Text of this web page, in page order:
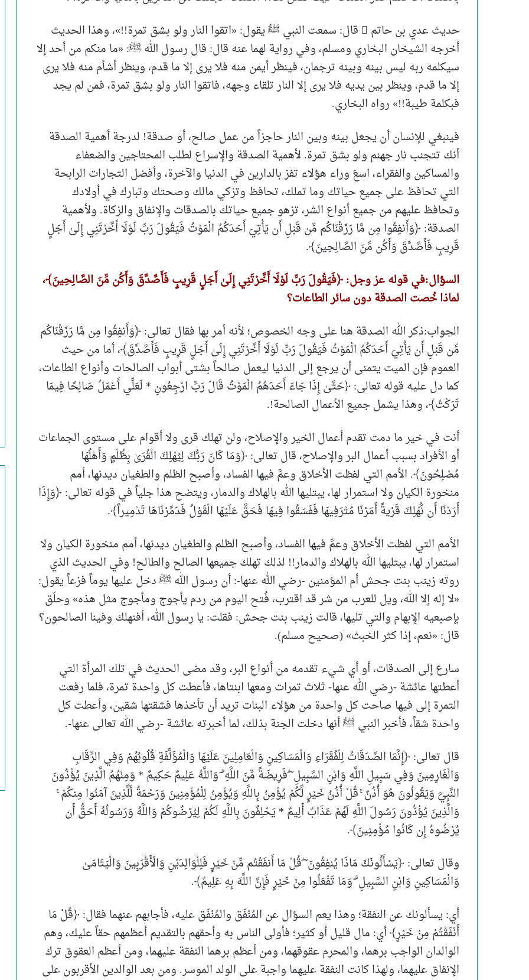
حديث عدي بن حاتم  قال: سمعت النبي ﷺ يقول: «اتقوا النار ولو بشق تمرة!!»، وهذا الحديث
أخرجه الشيخان البخاري ومسلم، وفي رواية لهما عنه قال: قال رسول الله ﷺ: «ما منكم من أحد إلا
سيكلمه ربه ليس بينه وبينه ترجمان، فينظر أيمن منه فلا يرى إلا ما قدم، وينظر أشأم منه فلا يرى
إلا ما قدم، وينظر بين يديه فلا يرى إلا النار تلقاء وجهه، فاتقوا النار ولو بشق تمرة، فمن لم يجد
فبكلمة طيبة!!» رواه البخاري.
فينبغي للإنسان أن يجعل بينه وبين النار حاجزاً من عمل صالح، أو صدقة! لدرجة أهمية الصدقة
أنك تتجنب نار جهنم ولو بشق تمرة. لأهمية الصدقة والإسراع لطلب المحتاجين والضعفاء
والمساكين والفقراء، اسعَ وراء هؤلاء تفز بالدارين في الدنيا والآخرة، وأفضل التجارات الرابحة
التي تحافظ على جميع حياتك وما تملك، تحافظ وتزكي مالك وصحتك وتبارك في أولادك
وتحافظ عليهم من جميع أنواع الشر، تزهو جميع حياتك بالصدقات والإنفاق والزكاة. ولأهمية
الصدقة: ﴿وَأَنفِقُوا مِن مَّا رَزَقْنَاكُم مِّن قَبْلِ أَن يَأْتِيَ أَحَدَكُمُ الْمَوْتُ فَيَقُولَ رَبِّ لَوْلَا أَخَّرْتَنِي إِلَىٰ أَجَلٍ
قَرِيبٍ فَأَصَّدَّقَ وَأَكُن مِّنَ الصَّالِحِينَ﴾.
السؤال:في قوله عز وجل: ﴿فَيَقُولَ رَبِّ لَوْلَا أَخَّرْتَنِي إِلَىٰ أَجَلٍ قَرِيبٍ فَأَصَّدَّقَ وَأَكُن مِّنَ الصَّالِحِينَ﴾،
لماذا خُصت الصدقة دون سائر الطاعات؟
الجواب:ذكر الله الصدقة هنا على وجه الخصوص؛ لأنه أمر بها فقال تعالى: ﴿وَأَنفِقُوا مِن مَّا رَزَقْنَاكُم
مِّن قَبْلِ أَن يَأْتِيَ أَحَدَكُمُ الْمَوْتُ فَيَقُولَ رَبِّ لَوْلَا أَخَّرْتَنِي إِلَىٰ أَجَلٍ قَرِيبٍ فَأَصَّدَّقَ﴾، أما من حيث
العموم فإن الميت يتمنى أن يرجع إلى الدنيا ليعمل صالحاً بشتى أبواب الصالحات وأنواع الطاعات،
كما دل عليه قوله تعالى: ﴿حَتَّىٰ إِذَا جَاءَ أَحَدَهُمُ الْمَوْتُ قَالَ رَبِّ ارْجِعُونِ * لَعَلِّي أَعْمَلُ صَالِحًا فِيمَا
تَرَكْتُ﴾، وهذا يشمل جميع الأعمال الصالحة!.
أنت في خير ما دمت تقدم أعمال الخير والإصلاح، ولن تهلك قرى ولا أقوام على مستوى الجماعات
أو الأفراد بسبب أعمال البر والإصلاح، قال تعالى: ﴿وَمَا كَانَ رَبُّكَ لِيُهْلِكَ الْقُرَىٰ بِظُلْمٍ وَأَهْلُهَا
مُصْلِحُونَ﴾. الأمم التي لفظت الأخلاق وعمَّ فيها الفساد، وأصبح الظلم والطغيان ديدنها، أمم
منخورة الكيان ولا استمرار لها، يبتليها الله بالهلاك والدمار، ويتضح هذا جلياً في قوله تعالى: ﴿وَإِذَا
أَرَدْنَا أَن نُّهْلِكَ قَرْيةً أَمَرْنَا مُتْرَفِيهَا فَفَسَقُوا فِيهَا فَحَقَّ عَلَيْهَا الْقَوْلُ فَدَمَّرْنَاهَا تَدْمِيراً﴾.
الأمم التي لفظت الأخلاق وعمَّ فيها الفساد، وأصبح الظلم والطغيان ديدنها، أمم منخورة الكيان ولا
استمرار لها، يبتليها الله بالهلاك والدمار!! لذلك تهلك جميعها الصالح والطالح! وفي الحديث الذي
روته زينب بنت جحش أم المؤمنين -رضي الله عنها-: أن رسول الله ﷺ دخل عليها يوماً فزعاً يقول:
«لا إله إلا الله، ويل للعرب من شر قد اقترب، فُتح اليوم من ردم يأجوج ومأجوج مثل هذه» وحلّق
بإصبعيه الإبهام والتي تليها، قالت زينب بنت جحش: فقلت: يا رسول الله، أفنهلك وفينا الصالحون؟
قال: «نعم، إذا كثر الخبث» (صحيح مسلم).
سارع إلى الصدقات، أو أي شيء تقدمه من أنواع البر، وقد مضى الحديث في تلك المرأة التي
أعطتها عائشة -رضي الله عنها- ثلاث تمرات ومعها ابنتاها، فأعطت كل واحدة تمرة، فلما رفعت
التمرة إلى فيها صاحت كل واحدة من هؤلاء البنات تريد أن تأخذها فشقتها شقين، وأعطت كل
واحدة شقاً، فأخبر النبي ﷺ أنها دخلت الجنة بذلك، لما أخبرته عائشة -رضي الله تعالى عنها-.
قال تعالى: ﴿إِنَّمَا الصَّدَقَاتُ لِلْفُقَرَاءِ وَالْمَسَاكِينِ وَالْعَامِلِينَ عَلَيْهَا وَالْمُؤَلَّفَةِ قُلُوبُهُمْ وَفِي الرِّقَابِ
وَالْغَارِمِينَ وَفِي سَبِيلِ اللَّهِ وَابْنِ السَّبِيلِ ۖ فَرِيضَةً مِّنَ اللَّهِ ۗ وَاللَّهُ عَلِيمٌ حَكِيمٌ * وَمِنْهُمُ الَّذِينَ يُؤْذُونَ
النَّبِيَّ وَيَقُولُونَ هُوَ أُذُنٌ ۚ قُلْ أُذُنُ خَيْرٍ لَّكُمْ يُؤْمِنُ بِاللَّهِ وَيُؤْمِنُ لِلْمُؤْمِنِينَ وَرَحْمَةٌ لِّلَّذِينَ آمَنُوا مِنكُمْ ۚ
وَالَّذِينَ يُؤْذُونَ رَسُولَ اللَّهِ لَهُمْ عَذَابٌ أَلِيمٌ * يَحْلِفُونَ بِاللَّهِ لَكُمْ لِيُرْضُوكُمْ وَاللَّهُ وَرَسُولُهُ أَحَقُّ أَن
يُرْضُوهُ إِن كَانُوا مُؤْمِنِينَ﴾.
وقال تعالى: ﴿يَسْأَلُونَكَ مَاذَا يُنفِقُونَ ۖ قُلْ مَا أَنفَقْتُم مِّنْ خَيْرٍ فَلِلْوَالِدَيْنِ وَالْأَقْرَبِينَ وَالْيَتَامَىٰ
وَالْمَسَاكِينِ وَابْنِ السَّبِيلِ ۗ وَمَا تَفْعَلُوا مِنْ خَيْرٍ فَإِنَّ اللَّهَ بِهِ عَلِيمٌ﴾.
أي: يسألونك عن النفقة؛ وهذا يعم السؤال عن المُنْفَق والمُنْفَق عليه، فأجابهم عنهما فقال: ﴿قُلْ مَا
أَنْفَقْتُمْ مِنْ خَيْرٍ﴾ أي: مال قليل أو كثير؛ فأولى الناس به وأحقهم بالتقديم أعظمهم حقاً عليك، وهم
الوالدان الواجب برهما، والمحرم عقوقهما، ومن أعظم برهما النفقة عليهما، ومن أعظم العقوق ترك
الإنفاق عليهما، ولهذا كانت النفقة عليهما واجبة على الولد الموسر. ومن بعد الوالدين الأقربون على